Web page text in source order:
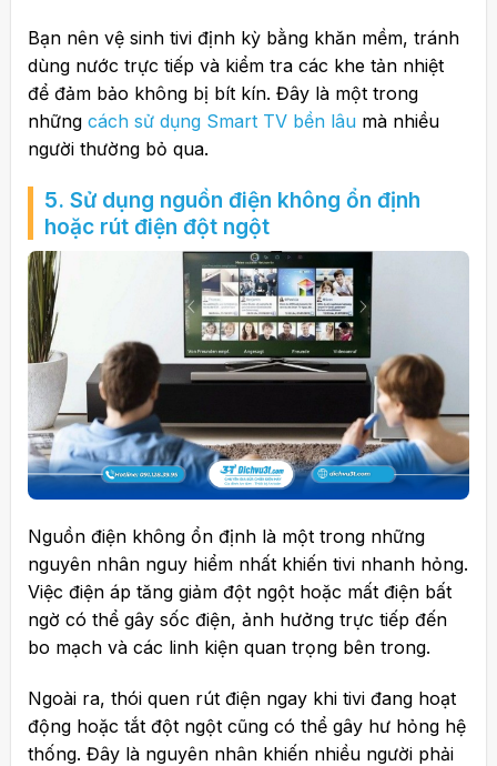
Bạn nên vệ sinh tivi định kỳ bằng khăn mềm, tránh
dùng nước trực tiếp và kiểm tra các khe tản nhiệt
để đảm bảo không bị bít kín. Đây là một trong
những cách sử dụng Smart TV bền lâu mà nhiều
người thường bỏ qua.
5. Sử dụng nguồn điện không ổn định
hoặc rút điện đột ngột
Nguồn điện không ổn định là một trong những
nguyên nhân nguy hiểm nhất khiến tivi nhanh hỏng.
Việc điện áp tăng giảm đột ngột hoặc mất điện bất
ngờ có thể gây sốc điện, ảnh hưởng trực tiếp đến
bo mạch và các linh kiện quan trọng bên trong.
Ngoài ra, thói quen rút điện ngay khi tivi đang hoạt
động hoặc tắt đột ngột cũng có thể gây hư hỏng hệ
thống. Đây là nguyên nhân khiến nhiều người phải